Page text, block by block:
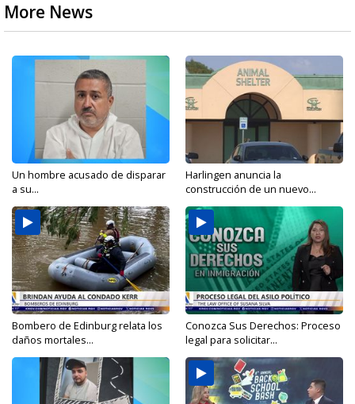
More News
Un hombre acusado de disparar
a su...
Harlingen anuncia la
construcción de un nuevo...
Bombero de Edinburg relata los
daños mortales...
Conozca Sus Derechos: Proceso
legal para solicitar...